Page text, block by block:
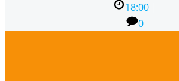
18:00
0